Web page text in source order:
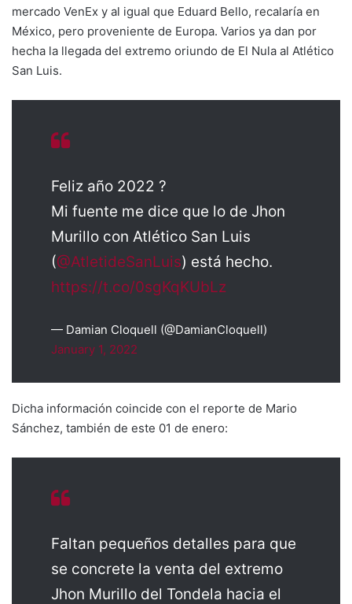
mercado VenEx y al igual que Eduard Bello, recalaría en
México, pero proveniente de Europa. Varios ya dan por
hecha la llegada del extremo oriundo de El Nula al Atlético
San Luis.
Feliz año 2022 ?
Mi fuente me dice que lo de Jhon
Murillo con Atlético San Luis
(@AtletideSanLuis) está hecho.
https://t.co/0sgKqKUbLz
— Damian Cloquell (@DamianCloquell)
January 1, 2022
Dicha información coincide con el reporte de Mario
Sánchez, también de este 01 de enero:
Faltan pequeños detalles para que
se concrete la venta del extremo
Jhon Murillo del Tondela hacia el